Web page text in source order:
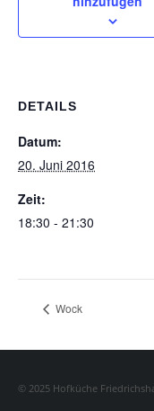
DETAILS
Datum:
20. Juni 2016
Zeit:
18:30 - 21:30
Wock
© 2025 Hofküche